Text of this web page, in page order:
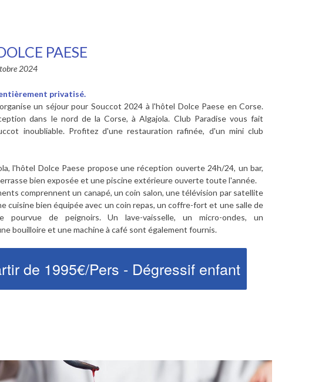
PAESE
2024
privatisé.
un séjour pour Souccot 2024 à l'hôtel Dolce Paese en Corse.
dans le nord de la Corse, à Algajola. Club Paradise vous fait
inoubliable. Profitez d'une restauration rafinée, d'un mini club
l'hôtel Dolce Paese propose une réception ouverte 24h/24, un bar,
bien exposée et une piscine extérieure ouverte toute l'année.
comprennent un canapé, un coin salon, une télévision par satellite
cuisine bien équipée avec un coin repas, un coffre-fort et une salle de
pourvue de peignoirs. Un lave-vaisselle, un micro-ondes, un
bouilloire et une machine à café sont également fournis.
de 1995€/Pers - Dégressif enfant